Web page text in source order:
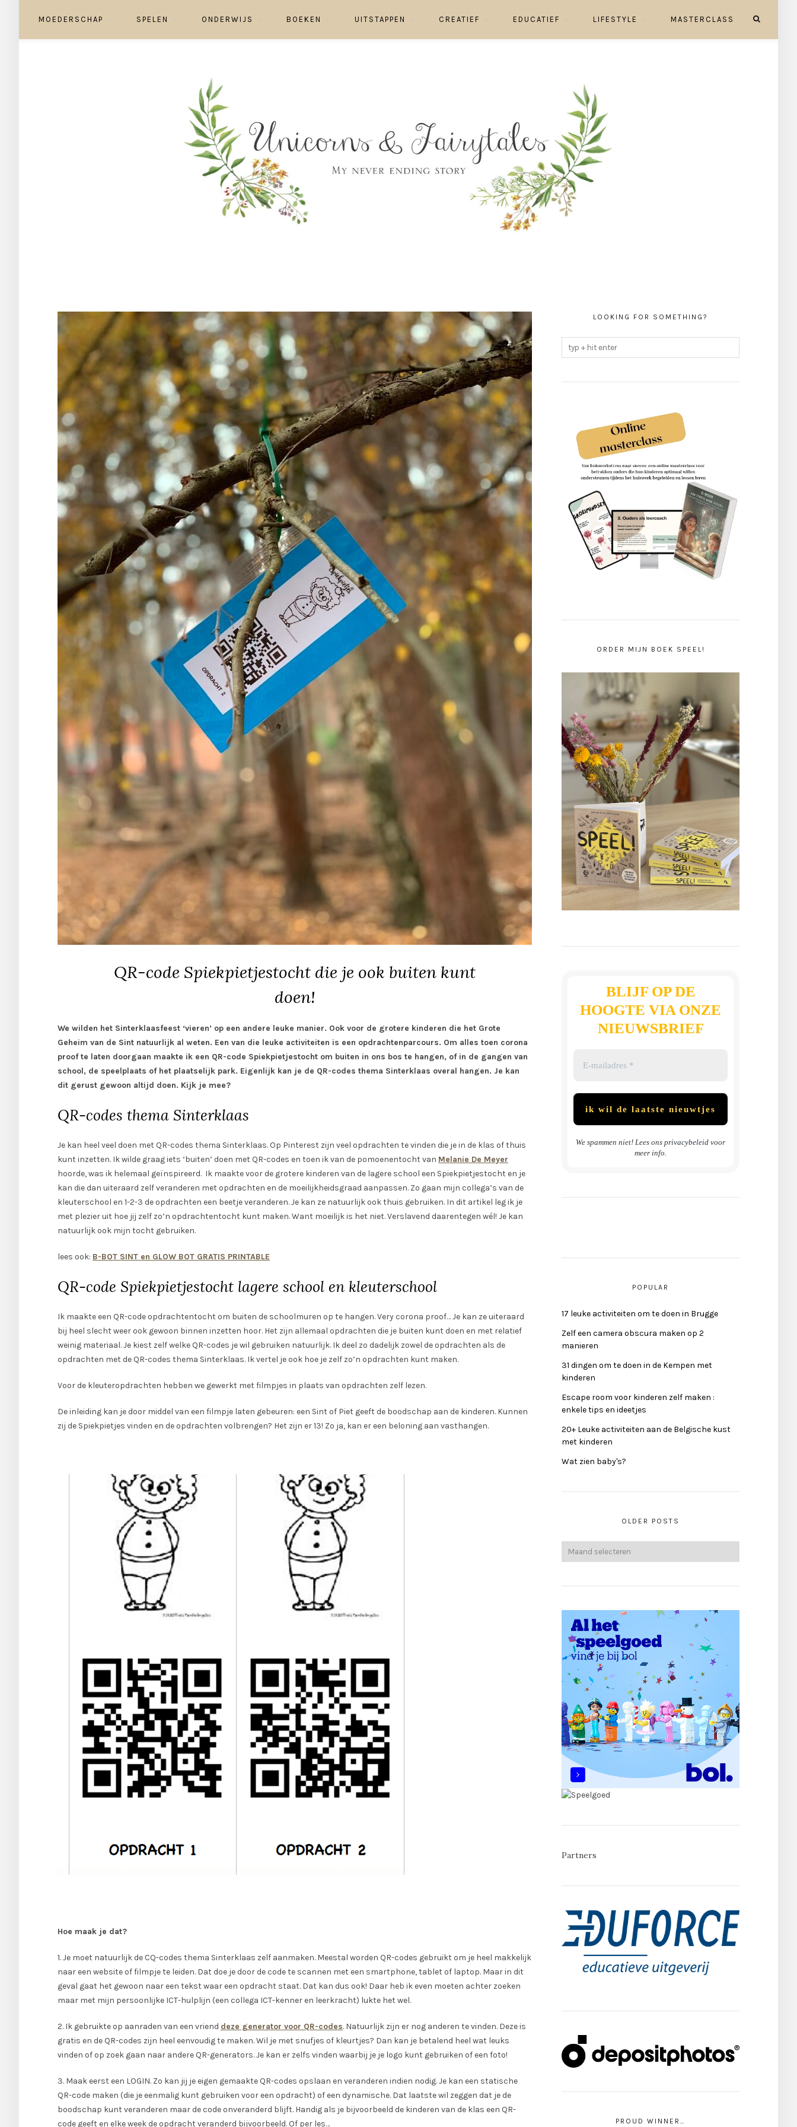
MOEDERSCHAP SPELEN ONDERWIJS BOEKEN UITSTAPPEN CREATIEF EDUCATIEF LIFESTYLE MASTERCLASS
QR-code Spiekpietjestocht die je ook buiten kunt
doen!
We wilden het Sinterklaasfeest ‘vieren’ op een andere leuke manier. Ook voor de grotere kinderen die het Grote
Geheim van de Sint natuurlijk al weten. Een van die leuke activiteiten is een opdrachtenparcours. Om alles toen corona
proof te laten doorgaan maakte ik een QR-code Spiekpietjestocht om buiten in ons bos te hangen, of in de gangen van
school, de speelplaats of het plaatselijk park. Eigenlijk kan je de QR-codes thema Sinterklaas overal hangen. Je kan
dit gerust gewoon altijd doen. Kijk je mee?
QR-codes thema Sinterklaas
Je kan heel veel doen met QR-codes thema Sinterklaas. Op Pinterest zijn veel opdrachten te vinden die je in de klas of thuis
kunt inzetten. Ik wilde graag iets ‘buiten’ doen met QR-codes en toen ik van de pomoenentocht van Melanie De Meyer
hoorde, was ik helemaal geïnspireerd. Ik maakte voor de grotere kinderen van de lagere school een Spiekpietjestocht en je
kan die dan uiteraard zelf veranderen met opdrachten en de moeilijkheidsgraad aanpassen. Zo gaan mijn collega’s van de
kleuterschool en 1-2-3 de opdrachten een beetje veranderen. Je kan ze natuurlijk ook thuis gebruiken. In dit artikel leg ik je
met plezier uit hoe jij zelf zo’n opdrachtentocht kunt maken. Want moeilijk is het niet. Verslavend daarentegen wél! Je kan
natuurlijk ook mijn tocht gebruiken.
lees ook: B-BOT SINT en GLOW BOT GRATIS PRINTABLE
QR-code Spiekpietjestocht lagere school en kleuterschool
Ik maakte een QR-code opdrachtentocht om buiten de schoolmuren op te hangen. Very corona proof… Je kan ze uiteraard
bij heel slecht weer ook gewoon binnen inzetten hoor. Het zijn allemaal opdrachten die je buiten kunt doen en met relatief
weinig materiaal. Je kiest zelf welke QR-codes je wil gebruiken natuurlijk. Ik deel zo dadelijk zowel de opdrachten als de
opdrachten met de QR-codes thema Sinterklaas. Ik vertel je ook hoe je zelf zo’n opdrachten kunt maken.
Voor de kleuteropdrachten hebben we gewerkt met filmpjes in plaats van opdrachten zelf lezen.
De inleiding kan je door middel van een filmpje laten gebeuren: een Sint of Piet geeft de boodschap aan de kinderen. Kunnen
zij de Spiekpietjes vinden en de opdrachten volbrengen? Het zijn er 13! Zo ja, kan er een beloning aan vasthangen.
Hoe maak je dat?
1. Je moet natuurlijk de CQ-codes thema Sinterklaas zelf aanmaken. Meestal worden QR-codes gebruikt om je heel makkelijk
naar een website of filmpje te leiden. Dat doe je door de code te scannen met een smartphone, tablet of laptop. Maar in dit
geval gaat het gewoon naar een tekst waar een opdracht staat. Dat kan dus ook! Daar heb ik even moeten achter zoeken
maar met mijn persoonlijke ICT-hulplijn (een collega ICT-kenner en leerkracht) lukte het wel.
2. Ik gebruikte op aanraden van een vriend deze generator voor QR-codes. Natuurlijk zijn er nog anderen te vinden. Deze is
gratis en de QR-codes zijn heel eenvoudig te maken. Wil je met snufjes of kleurtjes? Dan kan je betalend heel wat leuks
vinden of op zoek gaan naar andere QR-generators. Je kan er zelfs vinden waarbij je je logo kunt gebruiken of een foto!
3. Maak eerst een LOGIN. Zo kan jij je eigen gemaakte QR-codes opslaan en veranderen indien nodig. Je kan een statische
QR-code maken (die je eenmalig kunt gebruiken voor een opdracht) of een dynamische. Dat laatste wil zeggen dat je de
boodschap kunt veranderen maar de code onveranderd blijft. Handig als je bijvoorbeeld de kinderen van de klas een QR-
code geeft en elke week de opdracht veranderd bijvoorbeeld. Of per les…
LOOKING FOR SOMETHING?
ORDER MIJN BOEK SPEEL!
BLIJF OP DE
HOOGTE VIA ONZE
NIEUWSBRIEF
We spammen niet! Lees ons privacybeleid voor
meer info.
POPULAR
17 leuke activiteiten om te doen in Brugge
Zelf een camera obscura maken op 2
manieren
31 dingen om te doen in de Kempen met
kinderen
Escape room voor kinderen zelf maken :
enkele tips en ideetjes
20+ Leuke activiteiten aan de Belgische kust
met kinderen
Wat zien baby's?
OLDER POSTS
Partners
PROUD WINNER…